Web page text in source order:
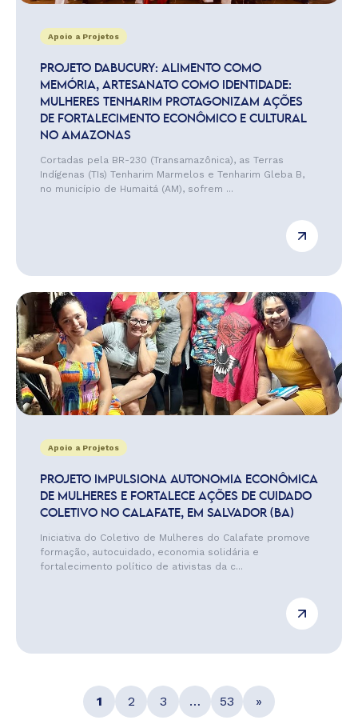
Apoio a Projetos
PROJETO DABUCURY: ALIMENTO COMO
MEMÓRIA, ARTESANATO COMO IDENTIDADE:
MULHERES TENHARIM PROTAGONIZAM AÇÕES
DE FORTALECIMENTO ECONÔMICO E CULTURAL
NO AMAZONAS
Cortadas pela BR-230 (Transamazônica), as Terras
Indígenas (TIs) Tenharim Marmelos e Tenharim Gleba B,
no município de Humaitá (AM), sofrem ...
Apoio a Projetos
PROJETO IMPULSIONA AUTONOMIA ECONÔMICA
DE MULHERES E FORTALECE AÇÕES DE CUIDADO
COLETIVO NO CALAFATE, EM SALVADOR (BA)
Iniciativa do Coletivo de Mulheres do Calafate promove
formação, autocuidado, economia solidária e
fortalecimento político de ativistas da c...
1 2 3 … 53 »